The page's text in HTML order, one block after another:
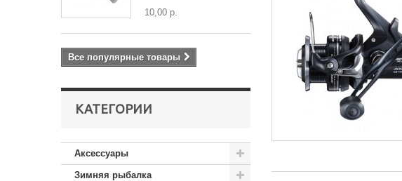
10,00 р.
Все популярные товары
КАТЕГОРИИ
Аксессуары
Зимняя рыбалка